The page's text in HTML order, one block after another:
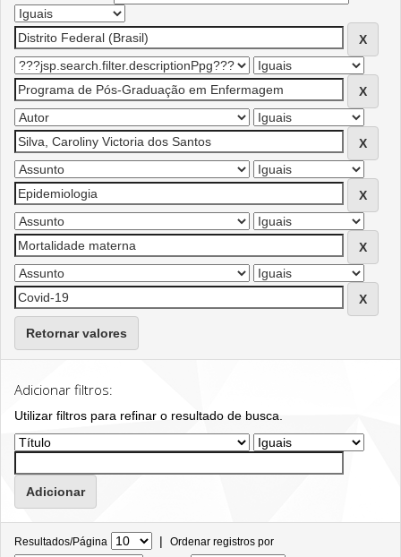
Retornar valores
Adicionar filtros:
Utilizar filtros para refinar o resultado de busca.
Resultados/Página | Ordenar registros por